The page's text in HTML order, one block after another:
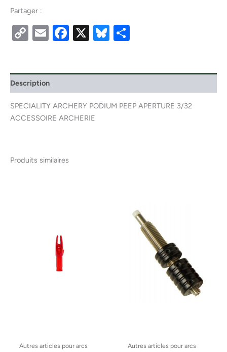
Partager :
CopyEmailFacebook
X Bluesky
Description
SPECIALITY ARCHERY PODIUM PEEP APERTURE 3/32
ACCESSOIRE ARCHERIE
Produits similaires
Autres articles pour arcs Autres articles pour arcs